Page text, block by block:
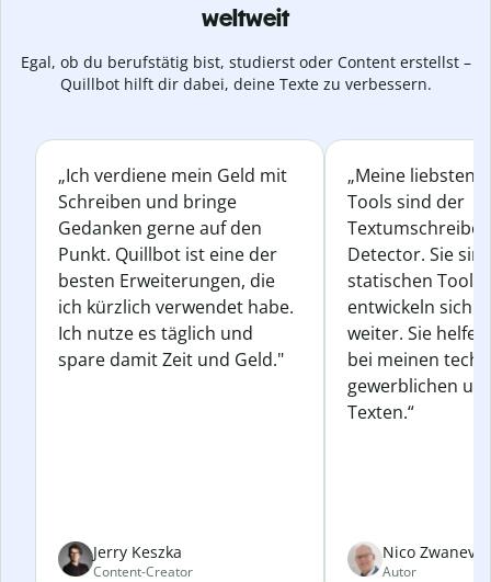
weltweit
Egal, ob du berufstätig bist, studierst oder Content erstellst –
Quillbot hilft dir dabei, deine Texte zu verbessern.
„Ich verdiene mein Geld mit
Schreiben und bringe
Gedanken gerne auf den
Punkt. Quillbot ist eine der
besten Erweiterungen, die
ich kürzlich verwendet habe.
Ich nutze es täglich und
spare damit Zeit und Geld."
Jerry Keszka
Content-Creator
„Meine liebsten
Tools sind der
Detector. Sie
statischen
entwickeln sich
weiter. Sie
bei meinen
gewerblichen
Texten.“
Nico
Autor